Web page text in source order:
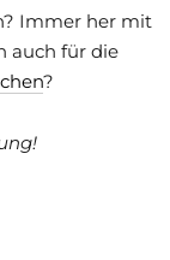
Immer her mit
auch für die
?